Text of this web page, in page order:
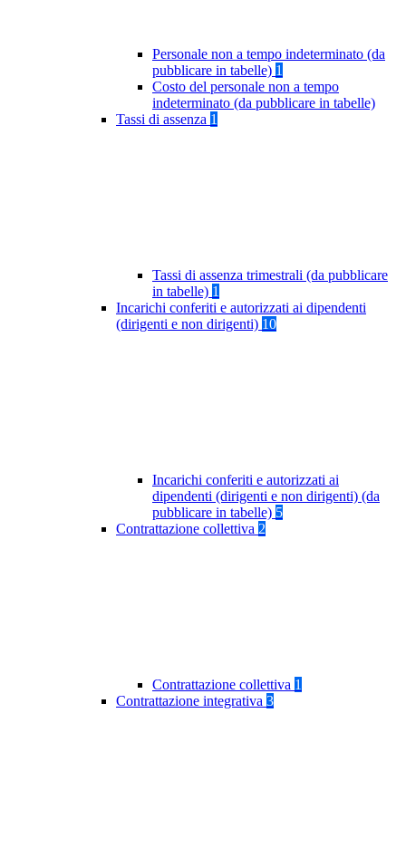
Personale non a tempo indeterminato (da
pubblicare in tabelle) 1
Costo del personale non a tempo
indeterminato (da pubblicare in tabelle)
Tassi di assenza 1
Tassi di assenza trimestrali (da pubblicare
in tabelle) 1
Incarichi conferiti e autorizzati ai dipendenti
(dirigenti e non dirigenti) 10
Incarichi conferiti e autorizzati ai
dipendenti (dirigenti e non dirigenti) (da
pubblicare in tabelle) 5
Contrattazione collettiva 2
Contrattazione collettiva 1
Contrattazione integrativa 3